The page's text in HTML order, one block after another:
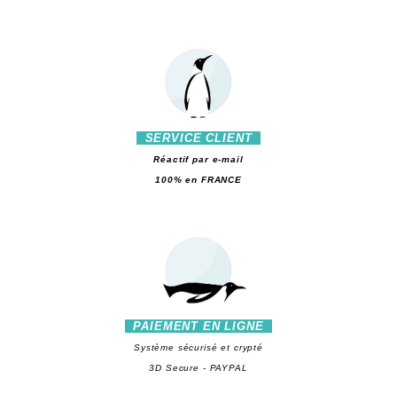
SERVICE CLIENT
Réactif par e-mail
100% en FRANCE
PAIEMENT EN LIGNE
Système sécurisé et crypté
3D Secure - PAYPAL